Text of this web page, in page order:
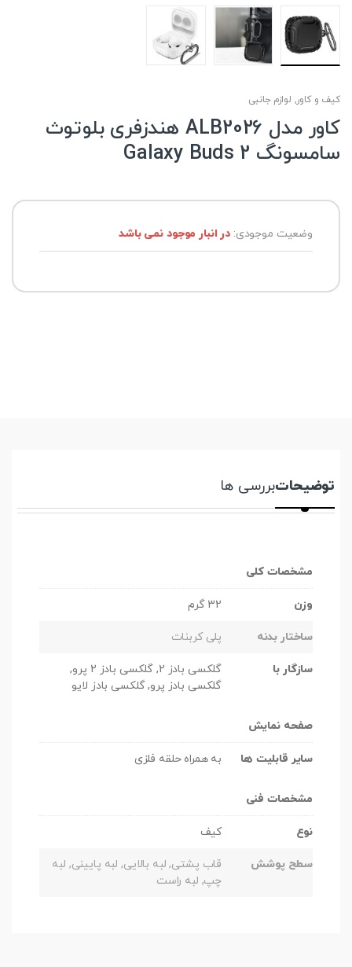
کیف و کاور, لوازم جانبی
کاور مدل ALB2026 هندزفری بلوتوث
سامسونگ Galaxy Buds 2
وضعیت موجودی:در انبار موجود نمی باشد
توضیحاتبررسی ها
مشخصات کلی
وزن 32 گرم
ساختار بدنه پلی کربنات
سازگار با
گلکسی بادز 2, گلکسی بادز 2 پرو,
گلکسی بادز پرو, گلکسی بادز لایو
صفحه نمایش
سایر قابلیت ها به همراه حلقه فلزی
مشخصات فنی
نوع کیف
سطح پوشش
قاب پشتی, لبه بالایی, لبه پایینی, لبه
چپ, لبه راست